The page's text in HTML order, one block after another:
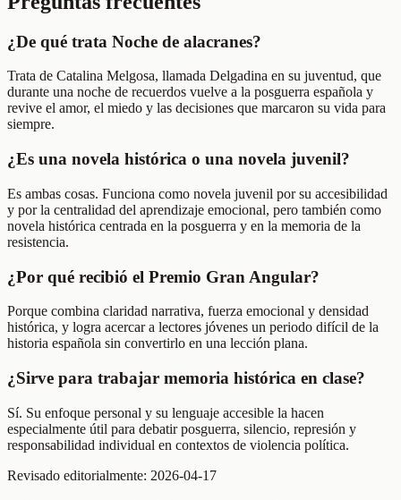
¿De qué trata Noche de alacranes?
Trata de Catalina Melgosa, llamada Delgadina en su juventud, que
durante una noche de recuerdos vuelve a la posguerra española y
revive el amor, el miedo y las decisiones que marcaron su vida para
siempre.
¿Es una novela histórica o una novela juvenil?
Es ambas cosas. Funciona como novela juvenil por su accesibilidad
y por la centralidad del aprendizaje emocional, pero también como
novela histórica centrada en la posguerra y en la memoria de la
resistencia.
¿Por qué recibió el Premio Gran Angular?
Porque combina claridad narrativa, fuerza emocional y densidad
histórica, y logra acercar a lectores jóvenes un periodo difícil de la
historia española sin convertirlo en una lección plana.
¿Sirve para trabajar memoria histórica en clase?
Sí. Su enfoque personal y su lenguaje accesible la hacen
especialmente útil para debatir posguerra, silencio, represión y
responsabilidad individual en contextos de violencia política.
Revisado editorialmente: 2026-04-17